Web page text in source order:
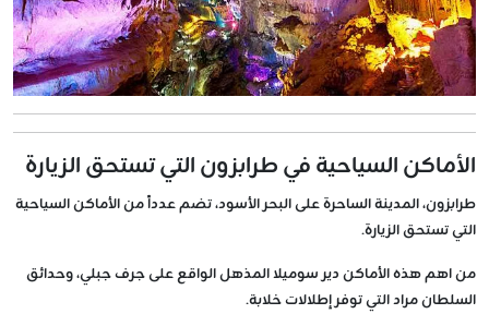
الأماكن السياحية في طرابزون التي تستحق الزيارة
طرابزون، المدينة الساحرة على البحر الأسود، تضم عدداً من الأماكن السياحية
التي تستحق الزيارة.
من اهم هذه الأماكن دير سوميلا المذهل الواقع على جرف جبلي، وحدائق
السلطان مراد التي توفر إطلالات خلابة.